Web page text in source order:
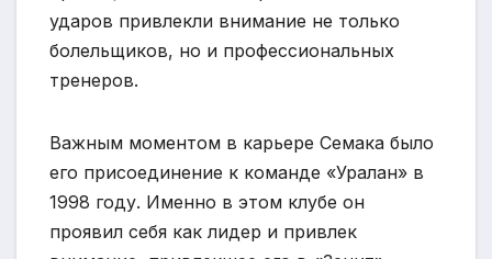
ударов привлекли внимание не только
болельщиков, но и профессиональных
тренеров.
Важным моментом в карьере Семака было
его присоединение к команде «Уралан» в
1998 году. Именно в этом клубе он
проявил себя как лидер и привлек